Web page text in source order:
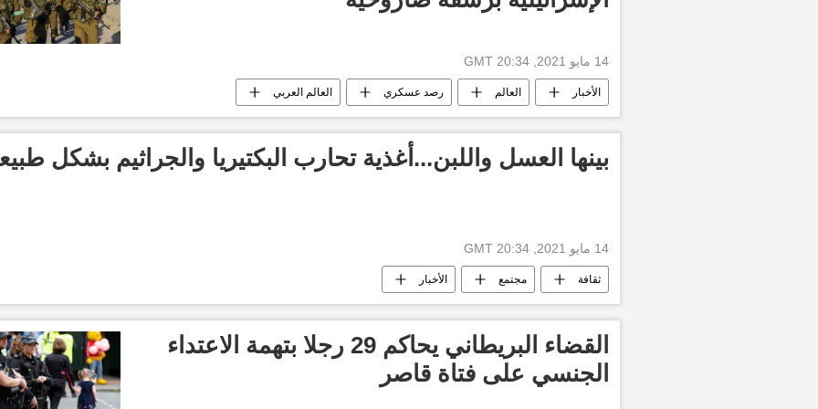
14 مايو 2021, 20:34 GMT
الأخبار العالم رصد عسكري العالم العربي
بينها العسل واللبن...أغذية تحارب البكتيريا والجراثيم بشكل
14 مايو 2021, 20:34 GMT
ثقافة مجتمع الأخبار
القضاء البريطاني يحاكم 29 رجلا بتهمة الاعتداء
الجنسي على فتاة قاصر